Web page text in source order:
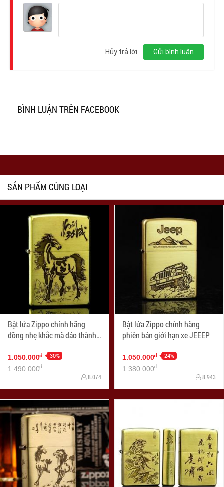
Gửi bình luận
Hủy trả lời
BÌNH LUẬN TRÊN FACEBOOK
SẢN PHẨM CÙNG LOẠI
Bật lửa Zippo chính hãng
đồng nhẹ khắc mã đáo thành
công
1.050.000đ -30%
1.490.000đ
8.074
Bật lửa Zippo chính hãng
phiên bản giới hạn xe JEEEP
1.050.000đ -24%
1.380.000đ
8.943